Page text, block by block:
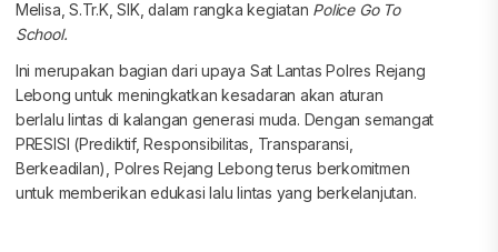
Melisa, S.Tr.K, SIK, dalam rangka kegiatan Police Go To
School.
Ini merupakan bagian dari upaya Sat Lantas Polres Rejang
Lebong untuk meningkatkan kesadaran akan aturan
berlalu lintas di kalangan generasi muda. Dengan semangat
PRESISI (Prediktif, Responsibilitas, Transparansi,
Berkeadilan), Polres Rejang Lebong terus berkomitmen
untuk memberikan edukasi lalu lintas yang berkelanjutan.